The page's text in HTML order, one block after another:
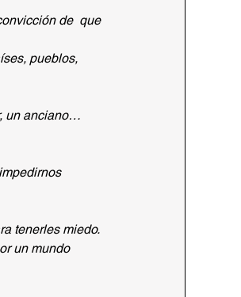
de  que
pueblos,
un anciano…
tenerles miedo.
un mundo